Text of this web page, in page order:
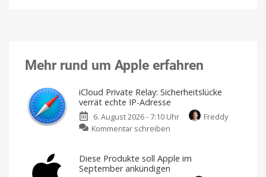
Mehr rund um Apple erfahren
iCloud Private Relay: Sicherheitslücke
verrät echte IP-Adresse
6. August 2026 - 7:10 Uhr
Freddy
Kommentar schreiben
Relay:
Diese Produkte soll Apple im
September ankündigen